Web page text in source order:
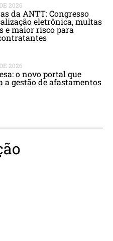
2026
da ANTT: Congresso
eletrônica, multas
e maior risco para
2026
o novo portal que
a gestão de afastamentos